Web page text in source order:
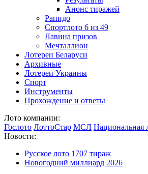
Анонс тиражей
Рапидо
Спортлото 6 из 49
Лавина призов
Мечталлион
Лотереи Беларуси
Архивные
Лотереи Украины
Спорт
Инструменты
Прохождение и ответы
Лото компании:
Гослото ЛоттоСтар МСЛ Национальная
Новости:
Русское лото 1707 тираж
Новогодний миллиард 2026